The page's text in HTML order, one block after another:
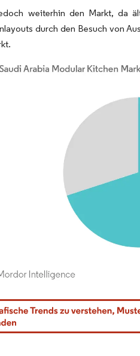
weiterhin den Markt, da
durch den Besuch von
erfordert Namensnennung gemäß CC